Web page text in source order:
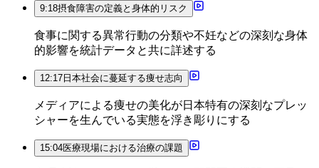
9:18摂食障害の定義と身体的リスク
食事に関する異常行動の分類や不妊などの深刻な身体
的影響を統計データと共に詳述する
12:17 日本社会に蔓延する痩せ志向
メディアによる痩せの美化が日本特有の深刻なプレッ
シャーを生んでいる実態を浮き彫りにする
15:04医療現場における治療の課題